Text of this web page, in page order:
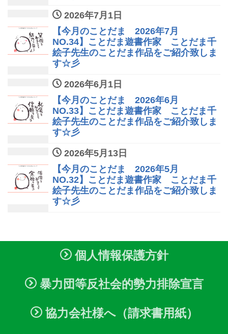
2026年7月1日
【今月のことだま 2026年7月
NO.34】ことだま遊書作家 ことだま千
絵子先生のことだま作品をご紹介致しま
す☆彡
2026年6月1日
【今月のことだま 2026年6月
NO.33】ことだま遊書作家 ことだま千
絵子先生のことだま作品をご紹介致しま
す☆彡
2026年5月13日
【今月のことだま 2026年5月
NO.32】ことだま遊書作家 ことだま千
絵子先生のことだま作品をご紹介致しま
す☆彡
個人情報保護方針
暴力団等反社会的勢力排除宣言
協力会社様へ（請求書用紙）